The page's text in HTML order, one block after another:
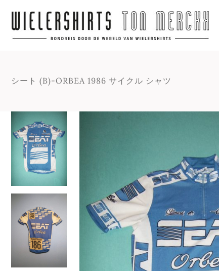
シート (B)-ORBEA 1986 サイクル シャツ